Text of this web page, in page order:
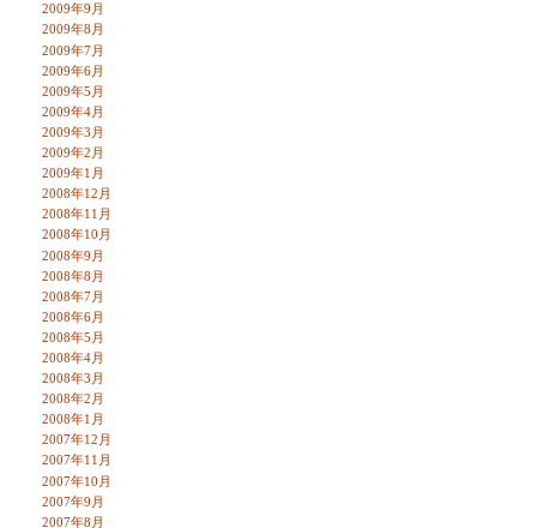
2009年9月
2009年8月
2009年7月
2009年6月
2009年5月
2009年4月
2009年3月
2009年2月
2009年1月
2008年12月
2008年11月
2008年10月
2008年9月
2008年8月
2008年7月
2008年6月
2008年5月
2008年4月
2008年3月
2008年2月
2008年1月
2007年12月
2007年11月
2007年10月
2007年9月
2007年8月